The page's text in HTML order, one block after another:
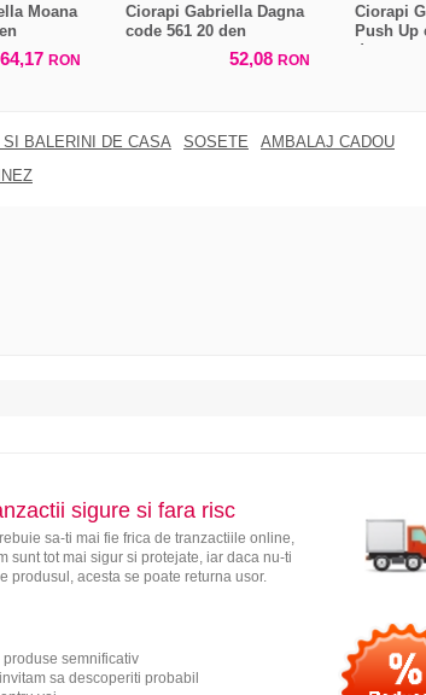
Moana
64,17 RON
Ciorapi Gabriella Dagna
code 561 20 den
52,08 RON
Ciorapi
Push Up
den
SI BALERINI DE CASA SOSETE
AMBALAJ CADOU
INEZ
sigure si fara risc
sa-ti mai fie frica de tranzactiile online,
sunt tot mai sigur si protejate, iar daca nu-ti
produsul, acesta se poate returna usor.
semnificativ
sa descoperiti probabil